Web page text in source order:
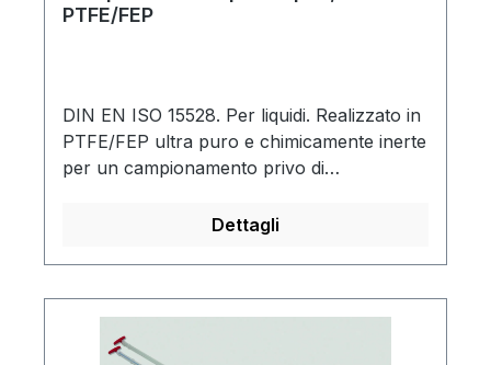
PTFE/FEP
DIN EN ISO 15528. Per liquidi. Realizzato in
PTFE/FEP ultra puro e chimicamente inerte
per un campionamento privo di
utilizzabile con una sola mano. Adatto per il
aperti e chiusi, barili, cisterne, silos, fonti
Adatto a tutti i fusti e le cisterne
Dettagli